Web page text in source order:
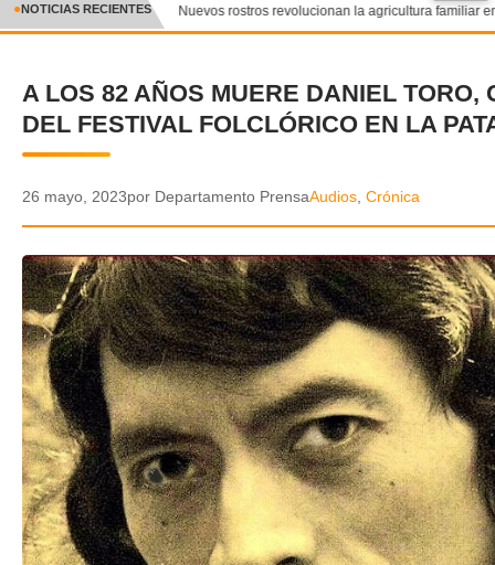
CRÓNICA
DEPORTES
POLICIAL
AUDIOS
VIDEOS
GALERIA DE FOTOS
APP MÓVIL
TRANSPARENCIA
✕
NOTICIAS RECIENTES Nuevos rostros revolucionan la agricultura familiar
A LOS 82 AÑOS MUERE DANIEL TORO,
DEL FESTIVAL FOLCLÓRICO EN LA
26 mayo, 2023por Departamento PrensaAudios, Crónica